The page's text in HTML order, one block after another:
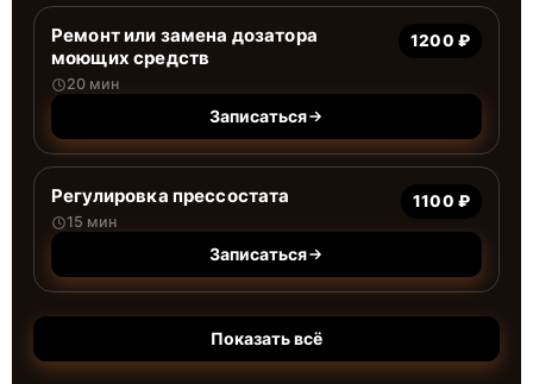
Ремонт или замена дозатора
моющих средств
20 мин
1200 ₽
Записаться
Регулировка прессостата
15 мин
1100 ₽
Записаться
Показать всё